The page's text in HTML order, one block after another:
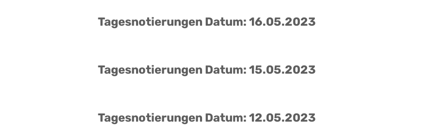
Tagesnotierungen Datum: 16.05.2023
Tagesnotierungen Datum: 15.05.2023
Tagesnotierungen Datum: 12.05.2023